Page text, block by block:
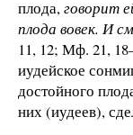
плода,говорит
плода вовек. И
11, 12; Мф. 21,
иудейское
достойного
них (иудеев),